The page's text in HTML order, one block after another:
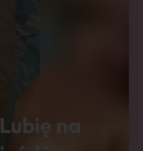
Lubię na